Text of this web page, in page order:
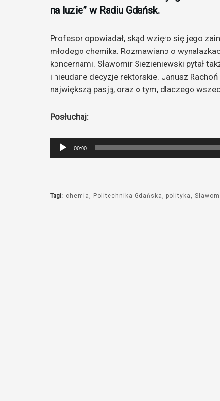
na luzie” w Radiu Gdańsk.
Profesor opowiadał, skąd wzięło się jego
młodego chemika. Rozmawiano o
koncernami. Sławomir Siezieniewski pytał
i nieudane decyzje rektorskie. Janusz
największą pasją, oraz o tym, dlaczego
Posłuchaj:
Odtwarzacz
plików
00:00
Tagi: chemia Politechnika Gdańska polityka